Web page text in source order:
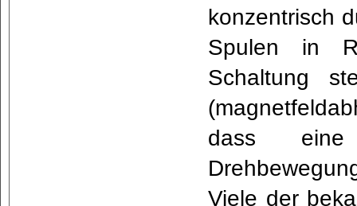
konzentrisch
Spulen in
Schaltung
dass eine
Viele der